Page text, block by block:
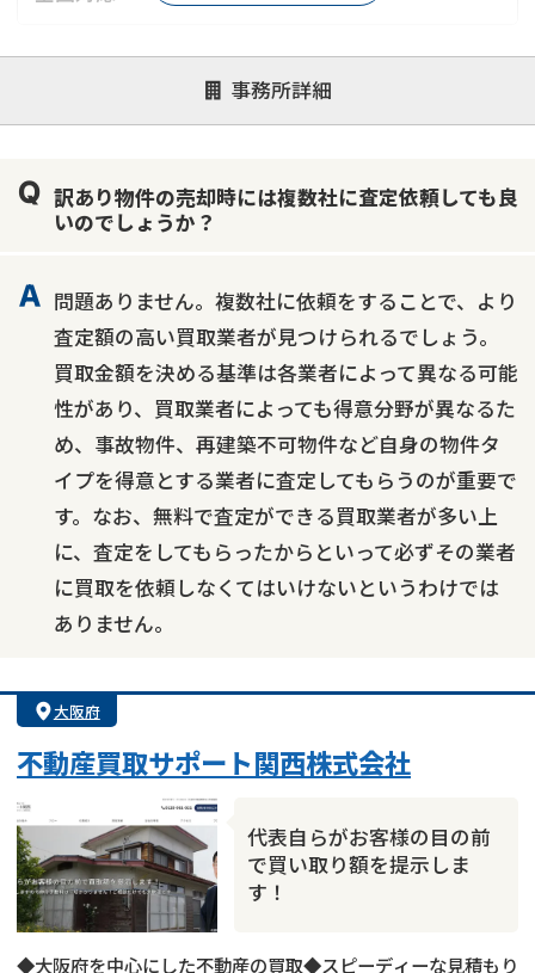
事務所詳細
対応が親身 オンライン面談可能
レスポンスが早い
1億円以上の買取可
訳あり物件の売却時には複数社に査定依頼しても良
いのでしょうか？
問題ありません。複数社に依頼をすることで、より
査定額の高い買取業者が見つけられるでしょう。
買取金額を決める基準は各業者によって異なる可能
性があり、買取業者によっても得意分野が異なるた
め、事故物件、再建築不可物件など自身の物件タ
イプを得意とする業者に査定してもらうのが重要で
す。なお、無料で査定ができる買取業者が多い上
に、査定をしてもらったからといって必ずその業者
に買取を依頼しなくてはいけないというわけでは
ありません。
大阪府
不動産買取サポート関西株式会社
代表自らがお客様の目の前
で買い取り額を提示しま
す！
◆大阪府を中心にした不動産の買取◆スピーディーな見積もり